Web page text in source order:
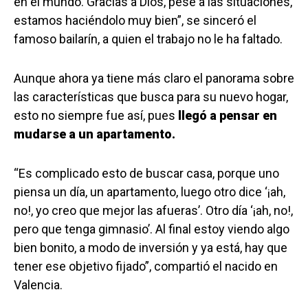
estamos haciéndolo muy bien”, se sinceró el
famoso bailarín, a quien el trabajo no le ha faltado.
Aunque ahora ya tiene más claro el panorama sobre
las características que busca para su nuevo hogar,
esto no siempre fue así, pues llegó a pensar en
mudarse a un apartamento.
“Es complicado esto de buscar casa, porque uno
piensa un día, un apartamento, luego otro dice ‘¡ah,
no!, yo creo que mejor las afueras’. Otro día ‘¡ah, no!,
pero que tenga gimnasio’. Al final estoy viendo algo
bien bonito, a modo de inversión y ya está, hay que
tener ese objetivo fijado”, compartió el nacido en
Valencia.